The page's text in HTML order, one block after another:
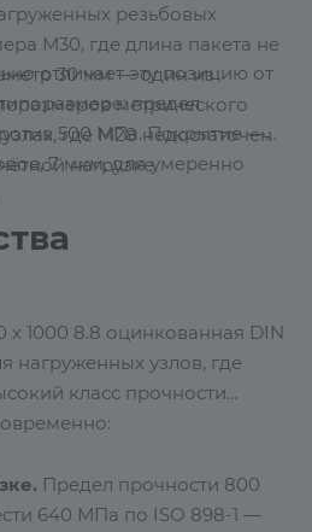
резьбовых
М30, где длина пакета не
30 мм — один из
метрического
где М28 недостаточен
нагрузке.
отличает эту позицию от
предел
500 МПа. Покрытие —
7 мкм, для умеренно
х 1000 8.8 оцинкованная DIN
нагруженных узлов, где
класс прочности
Предел прочности 800
640 МПа по ISO 898-1 —